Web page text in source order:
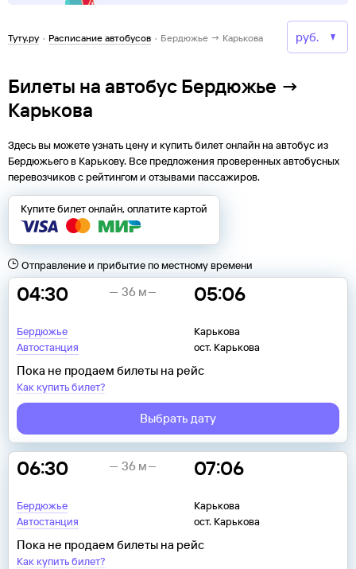
Туту.ру · Расписание автобусов · Бердюжье → Карькова
Билеты на автобус Бердюжье →
Карькова
Здесь вы можете узнать цену и купить билет онлайн на автобус из
Бердюжьегов Карькову. Все предложения проверенных автобусных
перевозчиков с рейтингом и отзывами пассажиров.
Купите билет онлайн, оплатите картой
Отправление и прибытие по местному времени
04:30
Бердюжье
Автостанция
05:06
Карькова
ост. Карькова
36 м
Пока не продаем билеты на рейс
Как купить билет?
Выбрать дату
06:30
Бердюжье
Автостанция
07:06
Карькова
ост. Карькова
36 м
Пока не продаем билеты на рейс
Как купить билет?